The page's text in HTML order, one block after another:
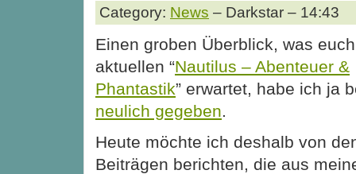
Category: News – Darkstar – 14:43
Einen groben Überblick, was
aktuellen “Nautilus – Abenteuer &
Phantastik” erwartet, habe ich ja
neulich gegeben.
Heute möchte ich deshalb von
Beiträgen berichten, die aus